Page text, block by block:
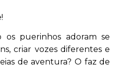
puerinhos adoram se
criar vozes diferentes e
de aventura? O faz de